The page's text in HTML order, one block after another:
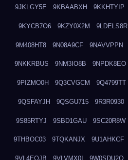
9JKLGY5E 9KBAABXH 9KKHTYIP
9KYCB7O6 9KZY0X2M 9LDELS8R
9M408HT8 9N08A9CF 9NAVVPPN
9NKKRBUS 9NM3IO8B 9NPDK8EO
9PIZMO0H 9Q3CVGCM 9Q4799TT
9QSFAYJH 9QSGU715 9R3R0930
9S85RTYJ 9SBD1GAU 9SC20R8W
9THBOC03 9TQKANJX 9U1AHKCF
9VL4EOJB 9VLVMX0I 9W0SDU2O